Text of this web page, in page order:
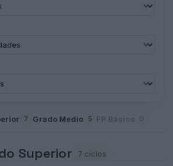
7 Grado Medio 5 FP Básico
Superior 7 ciclos